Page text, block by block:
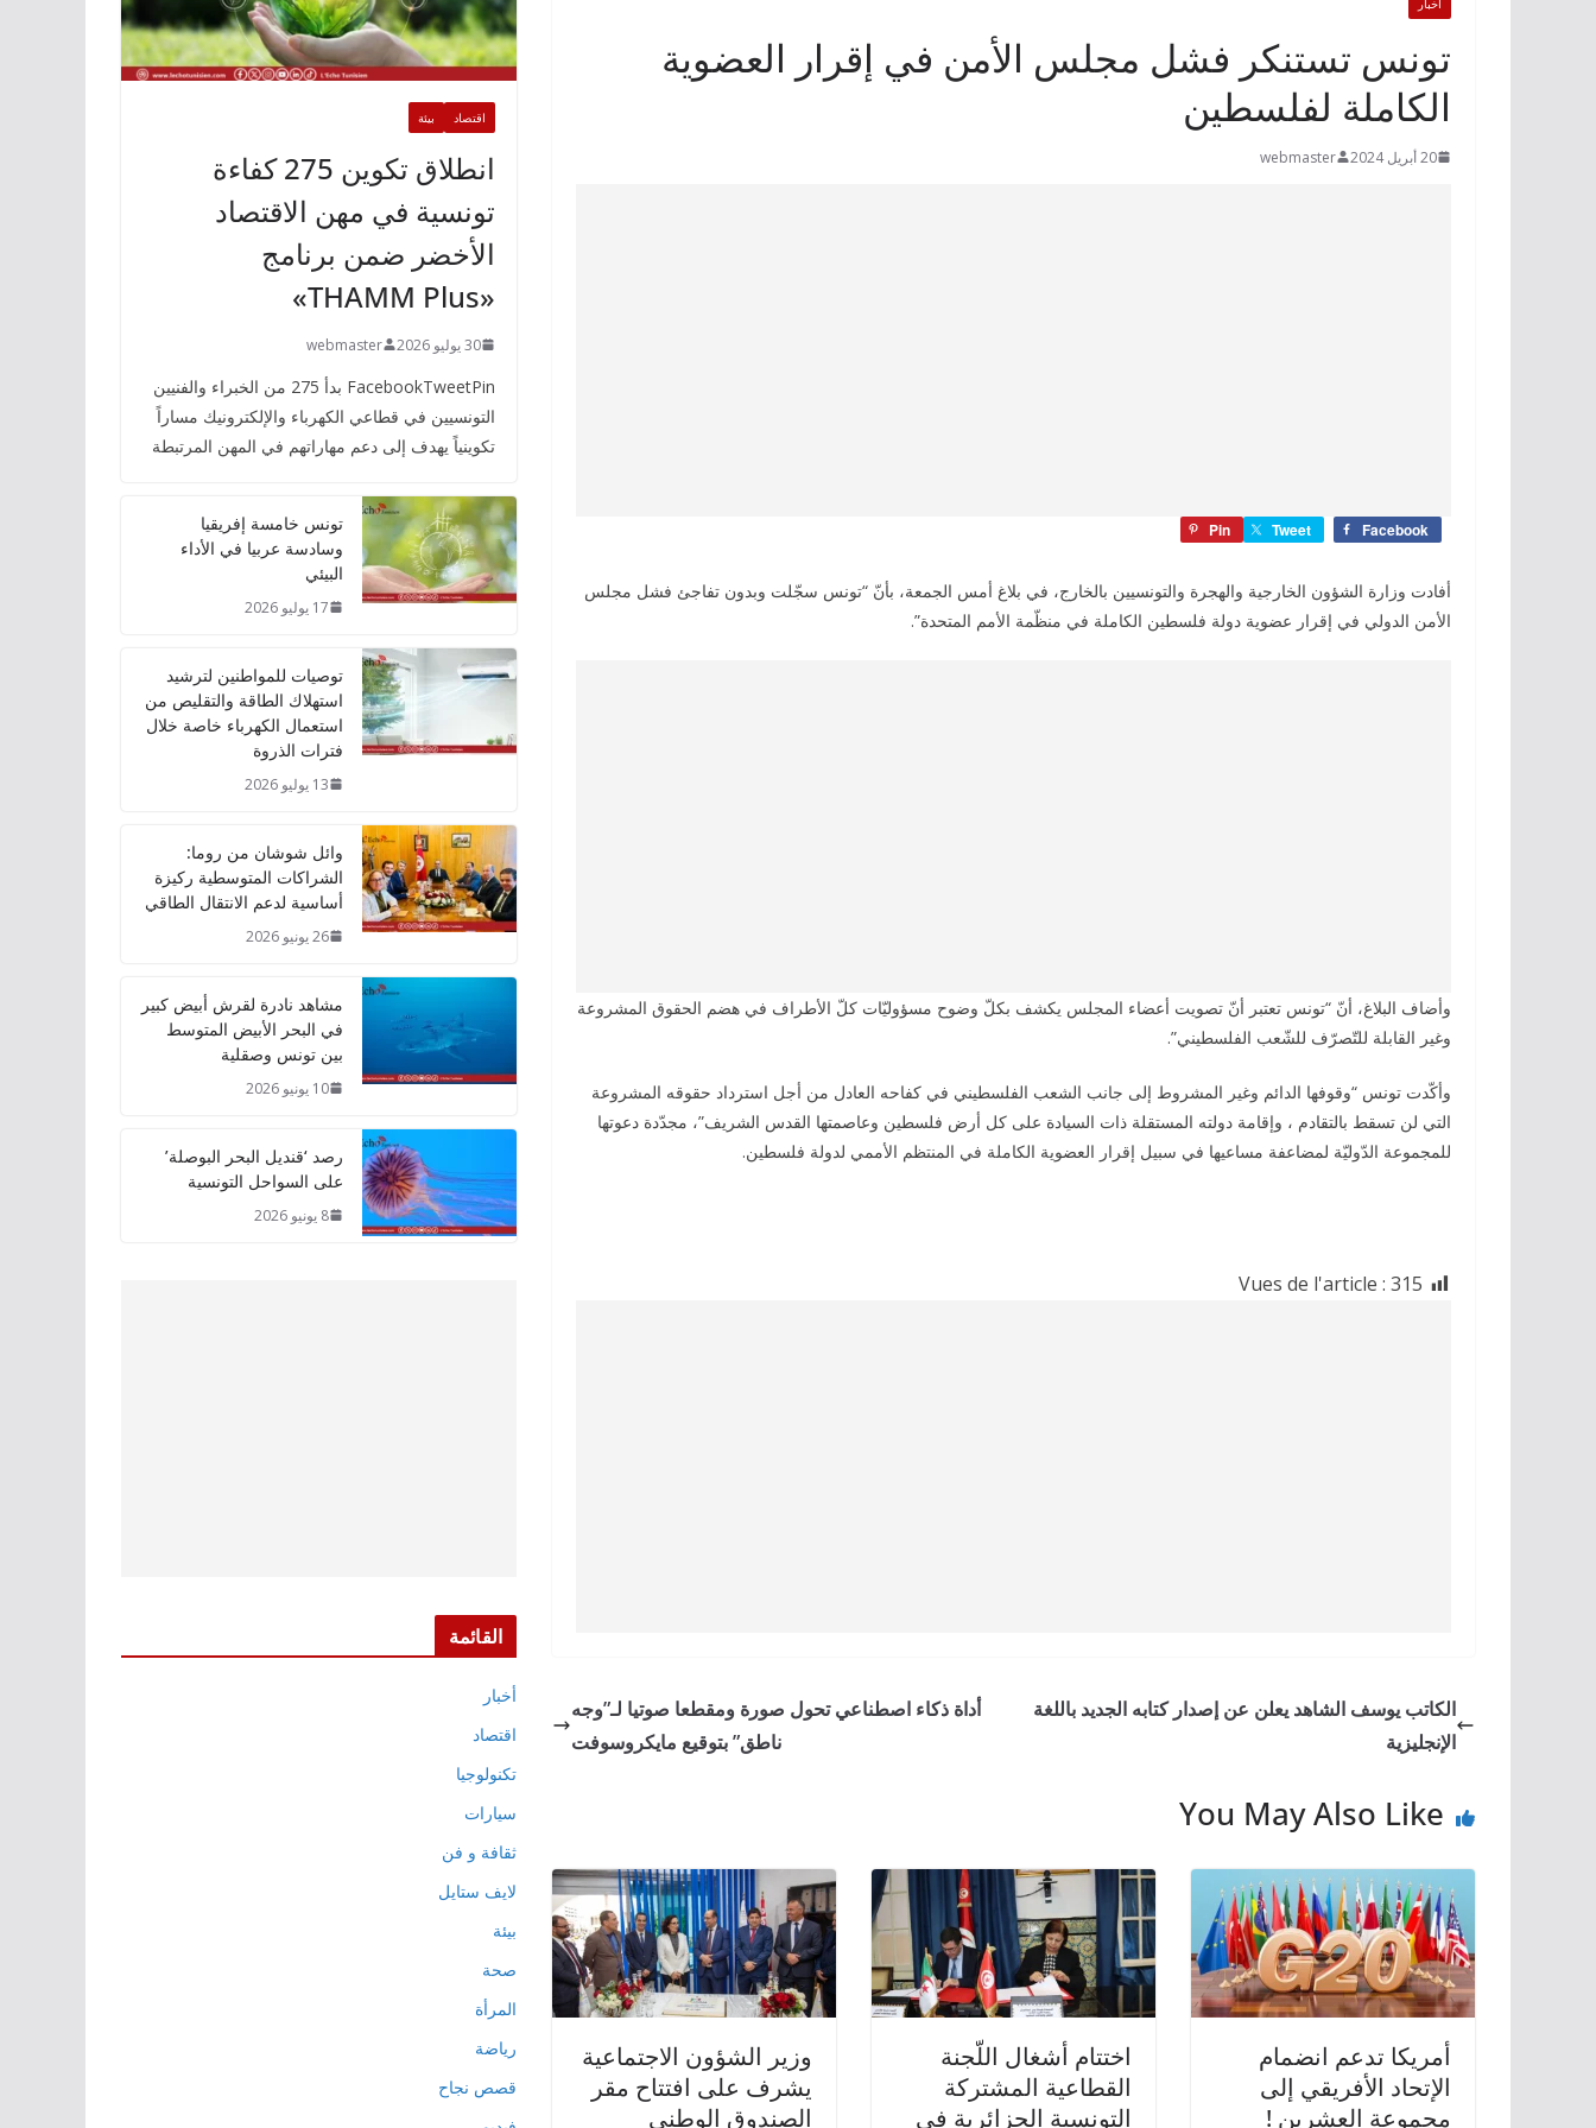
تونس تستنكر فشل مجلس الأمن في إقرار العضوية
الكاملة لفلسطين
20 أبريل 2024 webmaster
Facebook
Tweet
Pin
أفادت وزارة الشؤون الخارجية والهجرة والتونسيين بالخارج، في بلاغ أمس الجمعة، بأنّ “تونس سجّلت وبدون تفاجئ فشل مجلس
الأمن الدولي في إقرار عضوية دولة فلسطين الكاملة في منظّمة الأمم المتحدة”.
وأضاف البلاغ، أنّ “تونس تعتبر أنّ تصويت أعضاء المجلس يكشف بكلّ وضوح مسؤوليّات كلّ الأطراف في هضم الحقوق المشروعة
وغير القابلة للتّصرّف للشّعب الفلسطيني”. ‎
وأكّدت تونس “وقوفها الدائم وغير المشروط إلى ‎جانب الشعب الفلسطيني في كفاحه العادل من أجل استرداد حقوقه المشروعة
التي لن تسقط بالتقادم ، وإقامة دولته المستقلة ذات السيادة على كل أرض فلسطين وعاصمتها القدس الشريف”، مجدّدة دعوتها
للمجموعة الدّوليّة لمضاعفة مساعيها في سبيل إقرار العضوية الكاملة في المنتظم الأممي لدولة فلسطين.
Vues de l'article : 315
الكاتب يوسف الشاهد يعلن عن إصدار كتابه الجديد باللغة
الإنجليزية
أداة ذكاء اصطناعي تحول صورة ومقطعا صوتيا لـ”وجه
ناطق” بتوقيع مايكروسوفت
You May Also Like
أمريكا تدعم انضمام
الإتحاد الأفريقي إلى
مجموعة العشرين !
اختتام أشغال اللّجنة
القطاعية المشتركة
التونسية الجزائرية في
وزير الشؤون الاجتماعية
يشرف على افتتاح مقر
الصندوق الوطني
اقتصاد بيئة
انطلاق تكوين 275 كفاءة
تونسية في مهن الاقتصاد
الأخضر ضمن برنامج
«THAMM Plus»
30 يوليو 2026 webmaster
FacebookTweetPin بدأ 275 من الخبراء والفنيين
التونسيين في قطاعي الكهرباء والإلكترونيك مساراً
تكوينياً يهدف إلى دعم مهاراتهم في المهن المرتبطة
تونس خامسة إفريقيا
وسادسة عربيا في الأداء
البيئي
17 يوليو 2026
توصيات للمواطنين لترشيد
استهلاك الطاقة والتقليص من
استعمال الكهرباء خاصة خلال
فترات الذروة
13 يوليو 2026
وائل شوشان من روما:
الشراكات المتوسطية ركيزة
أساسية لدعم الانتقال الطاقي
26 يونيو 2026
مشاهد نادرة لقرش أبيض كبير
في البحر الأبيض المتوسط
بين تونس وصقلية
10 يونيو 2026
رصد ‘قنديل البحر البوصلة’
على السواحل التونسية
8 يونيو 2026
القائمة
أخبار
اقتصاد
تكنولوجيا
سيارات
ثقافة و فن
لايف ستايل
بيئة
صحة
المرأة
رياضة
قصص نجاح